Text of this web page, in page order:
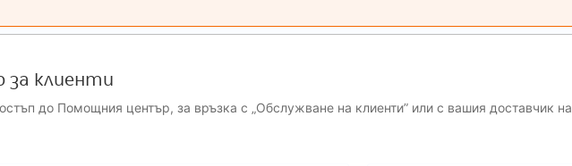
клиенти
до Помощния център, за връзка с „Обслужване на клиенти” или с вашия доставчик на